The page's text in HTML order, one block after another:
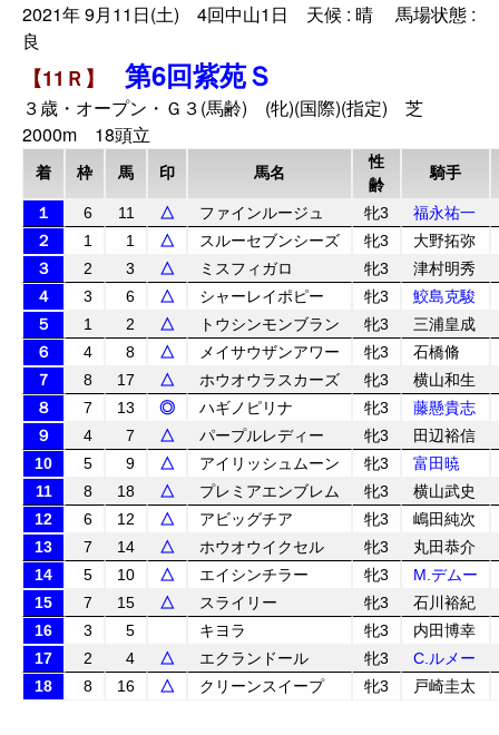
2021年 9月11日(土) 4回中山1日 天候 : 晴 馬場状態 :
良
【11Ｒ】 第6回紫苑Ｓ
３歳・オープン・Ｇ３(馬齢) (牝)(国際)(指定) 芝
2000m 18頭立
着 枠 馬 印 馬名
性
齢
騎手
１ 6 11 △ ファインルージュ 牝3
福永祐一
２
1 1 △ スルーセブンシーズ 牝3
大野拓弥
３
2 3 △ ミスフィガロ 牝3
津村明秀
４
3 6 △ シャーレイポピー 牝3
鮫島克駿
５
1 2 △ トウシンモンブラン 牝3
三浦皇成
６
4 8 △ メイサウザンアワー 牝3
石橋脩
７
8 17 △ ホウオウラスカーズ 牝3
横山和生
８
7 13 ◎ ハギノピリナ 牝3
藤懸貴志
９
4 7 △ パープルレディー 牝3
田辺裕信
10
5 9 △ アイリッシュムーン 牝3
富田暁
11
8 18 △ プレミアエンブレム 牝3
横山武史
12
6 12 △ アビッグチア 牝3
嶋田純次
13
7 14 △ ホウオウイクセル 牝3
丸田恭介
14
5 10 △ エイシンチラー 牝3
M.デムー
15
7 15 △ スライリー 牝3
石川裕紀
16
3 5 キヨラ 牝3
内田博幸
17
2 4 △ エクランドール 牝3
C.ルメー
18
8 16 △ クリーンスイープ 牝3 戸崎圭太